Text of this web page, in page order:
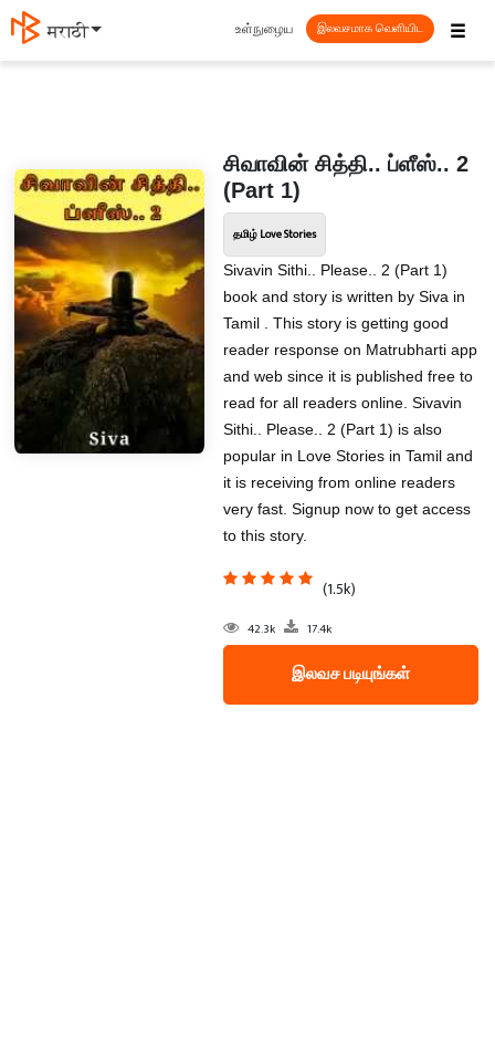
मराठी ☰
உள்நுழைய இலவசமாக வெளியிட
சிவாவின் சித்தி.. ப்ளீஸ்.. 2
(Part 1)
தமிழ் Love Stories
Sivavin Sithi.. Please.. 2 (Part 1)
book and story is written by Siva in
Tamil . This story is getting good
reader response on Matrubharti app
and web since it is published free to
read for all readers online. Sivavin
Sithi.. Please.. 2 (Part 1) is also
popular in Love Stories in Tamil and
it is receiving from online readers
very fast. Signup now to get access
to this story.
(1.5k)
42.3k 17.4k
இலவச படியுங்கள்